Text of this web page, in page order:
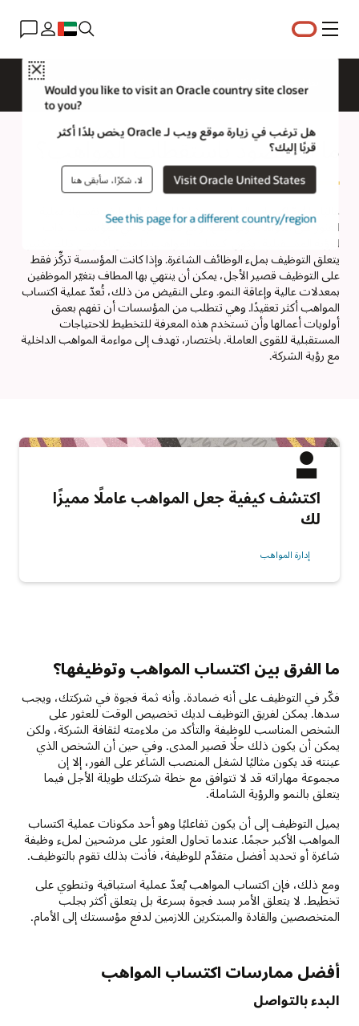
القائمة
Close
Would you like to visit an Oracle country site closer
to you?
هل ترغب في زيارة موقع ويب لـ Oracle يخص بلدًا أكثر
قربًا إليك؟
Visit Oracle United States لا، شكرًا، سأبقى هنا
See this page for a different country/region
ما المقصود ب‏‫استقطاب المواهب؟
غالبًا ما يُعدّ اكتساب المواهب مشابهًا لعملية التوظيف نفسها؛ عملية
العثور على المواهب وتوظيفها. ومع ذلك، فإنه في المؤسسات ذات
الرؤية المستقبلية، يكون اكتساب المواهب ذا معنى أكثر من ذلك بكثير.
يتعلق التوظيف بملء الوظائف الشاغرة. وإذا كانت المؤسسة تركِّز فقط
على التوظيف قصير الأجل، يمكن أن ينتهي بها المطاف بتغيّر الموظفين
بمعدلات عالية وإعاقة النمو. وعلى النقيض من ذلك، تُعدّ عملية اكتساب
المواهب أكثر تعقيدًا. وهي تتطلب من المؤسسات أن تفهم بعمق
أولويات أعمالها وأن تستخدم هذه المعرفة للتخطيط للاحتياجات
المستقبلية للقوى العاملة. باختصار، تهدف إلى مواءمة المواهب الداخلية
مع رؤية الشركة.
اكتشف كيفية جعل المواهب عاملًا مميزًا
لك
إدارة المواهب
ما الفرق بين اكتساب المواهب وتوظيفها؟
فكّر في التوظيف على أنه ضمادة. وأنه ثمة فجوة في شركتك، ويجب
سدها. يمكن لفريق التوظيف لديك تخصيص الوقت للعثور على
الشخص المناسب للوظيفة والتأكد من ملاءمته لثقافة الشركة، ولكن
يمكن أن يكون ذلك حلًا قصير المدى. وفي حين أن الشخص الذي
عينته قد يكون مثاليًا لشغل المنصب الشاغر على الفور، إلا إن
مجموعة مهاراته قد لا تتوافق مع خطة شركتك طويلة الأجل فيما
يتعلق بالنمو والرؤية الشاملة.
يميل التوظيف إلى أن يكون تفاعليًا وهو أحد مكونات عملية اكتساب
المواهب الأكبر حجمًا. عندما تحاول العثور على مرشحين لملء وظيفة
شاغرة أو تحديد أفضل متقدّم للوظيفة، فأنت بذلك تقوم بالتوظيف.
ومع ذلك، فإن اكتساب المواهب يُعدّ عملية استباقية وتنطوي على
تخطيط. لا يتعلق الأمر بسد فجوة بسرعة بل يتعلق أكثر بجلب
المتخصصين والقادة والمبتكرين اللازمين لدفع مؤسستك إلى الأمام.
أفضل ممارسات اكتساب المواهب
البدء بالتواصل